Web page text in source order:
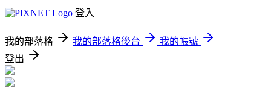
登入
我的部落格 我的部落格後台
我的帳號
登出